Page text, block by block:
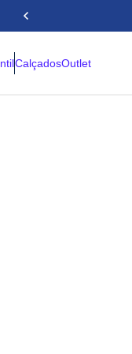
CalçadosOutlet